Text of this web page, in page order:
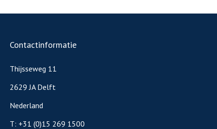
Contactinformatie
Thijsseweg 11
2629 JA Delft
Nederland
T: +31 (0)15 269 1500